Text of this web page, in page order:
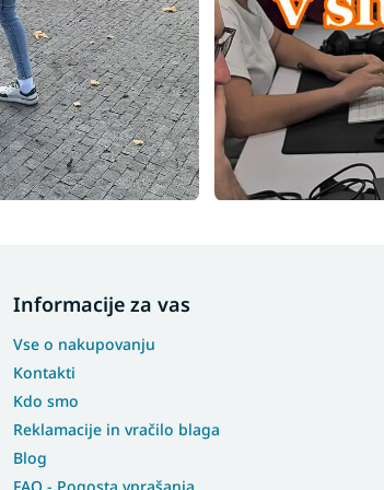
Informacije za vas
Vse o nakupovanju
Kontakti
Kdo smo
Reklamacije in vračilo blaga
Blog